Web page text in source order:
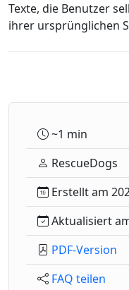
Texte, die Benutzer
ihrer ursprünglichen
~1 min
RescueDogs
Erstellt am
Aktualisiert
PDF-Version
FAQ teilen